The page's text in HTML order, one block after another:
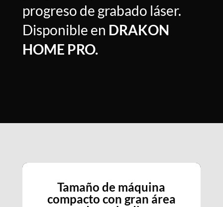
progreso de grabado láser.
Disponible en DRAKON
HOME PRO.
Tamaño de máquina
compacto con gran área